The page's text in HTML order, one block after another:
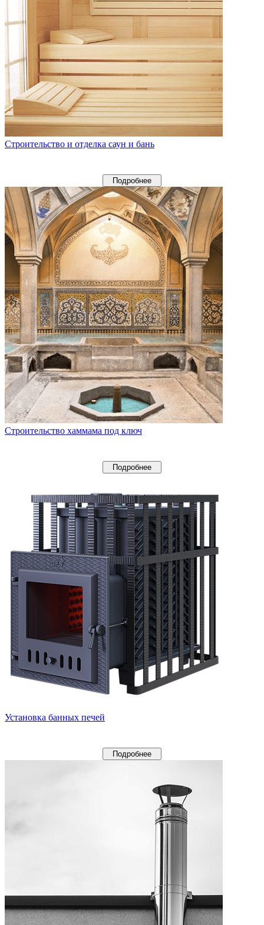
Строительство и отделка саун и бань
Подробнее
Строительство хаммама под ключ
Подробнее
Установка банных печей
Подробнее